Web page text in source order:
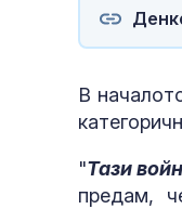
В
"Тази
предам,